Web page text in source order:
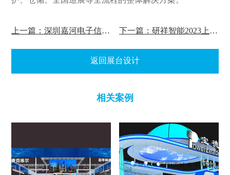
上一篇：深圳嘉河电子信息展会设计 下一篇：研祥智能2023上海锂电池技术展台设计
返回展台设计
相关案例